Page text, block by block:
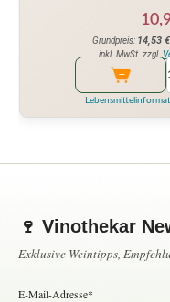
Grundpreis: 14,53 €
inkl. MwSt. zzgl.
🍷 Vinothekar
Exklusive Weintipps,
E-Mail-Adresse*